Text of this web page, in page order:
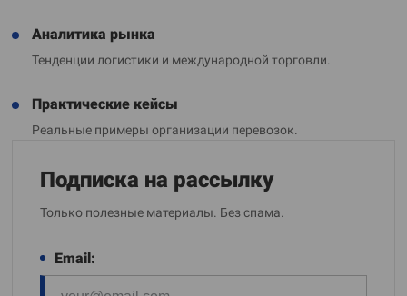
Аналитика рынка
Тенденции логистики и международной торговли.
Практические кейсы
Реальные примеры организации перевозок.
Подписка на рассылку
Только полезные материалы. Без спама.
Email: